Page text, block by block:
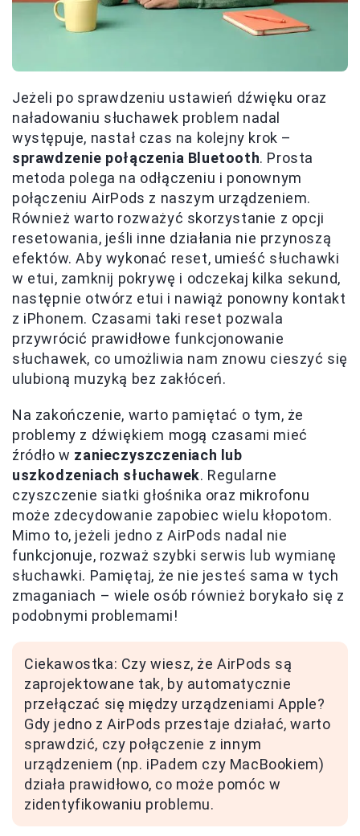
Jeżeli po sprawdzeniu ustawień dźwięku oraz
naładowaniu słuchawek problem nadal
występuje, nastał czas na kolejny krok –
sprawdzenie połączenia Bluetooth. Prosta
metoda polega na odłączeniu i ponownym
połączeniu AirPods z naszym urządzeniem.
Również warto rozważyć skorzystanie z opcji
resetowania, jeśli inne działania nie przynoszą
efektów. Aby wykonać reset, umieść słuchawki
w etui, zamknij pokrywę i odczekaj kilka sekund,
następnie otwórz etui i nawiąż ponowny kontakt
z iPhonem. Czasami taki reset pozwala
przywrócić prawidłowe funkcjonowanie
słuchawek, co umożliwia nam znowu cieszyć się
ulubioną muzyką bez zakłóceń.
Na zakończenie, warto pamiętać o tym, że
problemy z dźwiękiem mogą czasami mieć
źródło w zanieczyszczeniach lub
uszkodzeniach słuchawek. Regularne
czyszczenie siatki głośnika oraz mikrofonu
może zdecydowanie zapobiec wielu kłopotom.
Mimo to, jeżeli jedno z AirPods nadal nie
funkcjonuje, rozważ szybki serwis lub wymianę
słuchawki. Pamiętaj, że nie jesteś sama w tych
zmaganiach – wiele osób również borykało się z
podobnymi problemami!
Ciekawostka: Czy wiesz, że AirPods są
zaprojektowane tak, by automatycznie
przełączać się między urządzeniami Apple?
Gdy jedno z AirPods przestaje działać, warto
sprawdzić, czy połączenie z innym
urządzeniem (np. iPadem czy MacBookiem)
działa prawidłowo, co może pomóc w
zidentyfikowaniu problemu.